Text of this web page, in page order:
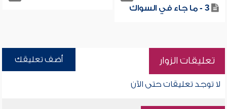
3 - ما جاء في السواك
تعليقات الزوار أضف تعليقك
لا توجد تعليقات حتى الآن